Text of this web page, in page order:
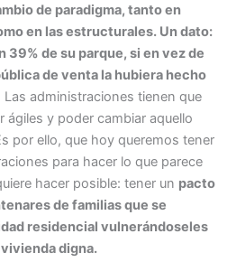
de paradigma, tanto en
en las estructurales. Un dato:
39% de su parque, si en vez de
de venta la hubiera hecho
Las administraciones tienen que
ágiles y poder cambiar aquello
por ello, que hoy queremos tener
para hacer lo que parece
hacer posible: tener un pacto
de familias que se
residencial vulnerándoseles
digna.